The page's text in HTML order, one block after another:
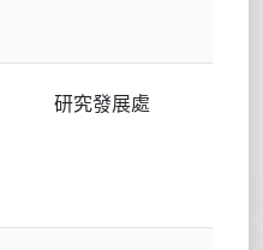
研究發展處